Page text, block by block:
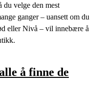
du velge den mest
ganger – uansett om du
eller Nivå – vil innebære å
å finne de